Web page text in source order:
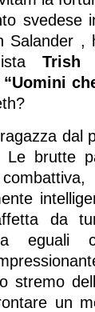
svedese
Salander ,
Trish
“Uomini
dal
Le brutte
da
eguali
stremo
un